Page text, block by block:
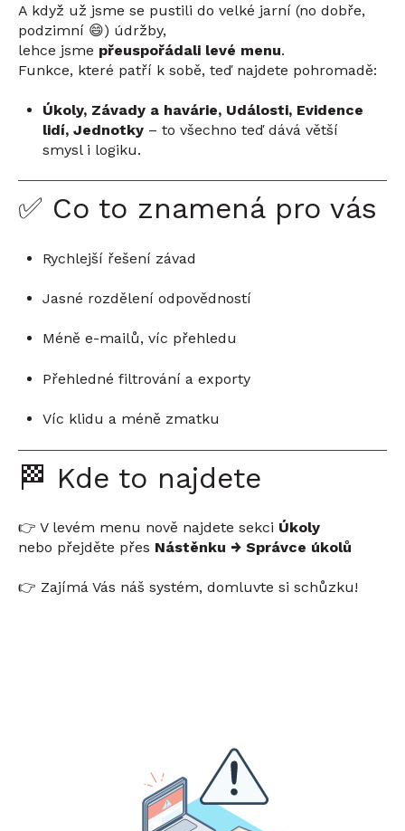
A když už jsme se pustili do velké jarní (no dobře,
podzimní 😄) údržby,
lehce jsme přeuspořádali levé menu.
Funkce, které patří k sobě, teď najdete pohromadě:
Úkoly, Závady a havárie, Události, Evidence
lidí, Jednotky – to všechno teď dává větší
smysl i logiku.
✅ Co to znamená pro vás
Rychlejší řešení závad
Jasné rozdělení odpovědností
Méně e-mailů, víc přehledu
Přehledné filtrování a exporty
Víc klidu a méně zmatku
🏁 Kde to najdete
👉 V levém menu nově najdete sekci Úkoly
nebo přejděte přes Nástěnku → Správce úkolů
👉 Zajímá Vás náš systém, domluvte si schůzku!